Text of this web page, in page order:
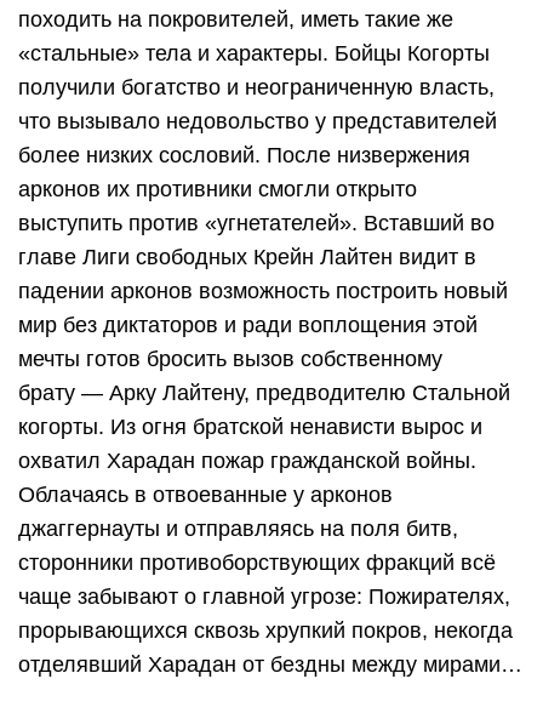
походить на покровителей, иметь такие же
«стальные» тела и характеры. Бойцы Когорты
получили богатство и неограниченную власть,
что вызывало недовольство у представителей
более низких сословий. После низвержения
арконов их противники смогли открыто
выступить против «угнетателей». Вставший во
главе Лиги свободных Крейн Лайтен видит в
падении арконов возможность построить новый
мир без диктаторов и ради воплощения этой
мечты готов бросить вызов собственному
брату — Арку Лайтену, предводителю Стальной
когорты. Из огня братской ненависти вырос и
охватил Харадан пожар гражданской войны.
Облачаясь в отвоеванные у арконов
джаггернауты и отправляясь на поля битв,
сторонники противоборствующих фракций всё
чаще забывают о главной угрозе: Пожирателях,
прорывающихся сквозь хрупкий покров, некогда
отделявший Харадан от бездны между мирами…